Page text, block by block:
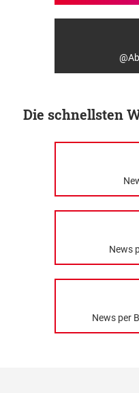
Die schnellsten
News
News per